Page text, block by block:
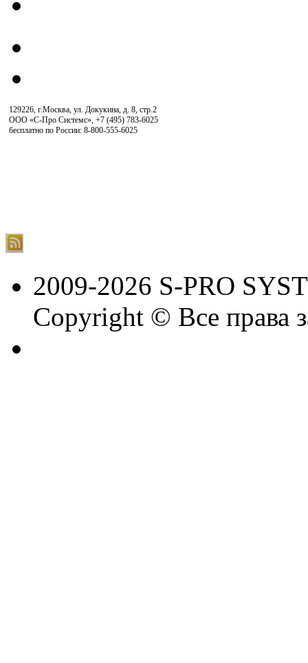
129226, г.Москва, ул. Докукина, д. 8, стр.2
ООО «С-Про Системс», +7 (495) 783-6025
бесплатно по России: 8-800-555-6025
2009-2026 S-PRO
Copyright © Все права